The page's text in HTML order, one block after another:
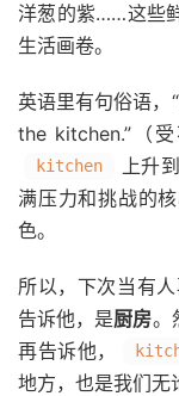
洋葱的紫……这些
生活画卷。
英语里有句俗语
the kitchen.”（
kitchen
上升
满压力和挑战的
色。
所以，下次当有
告诉他，是厨房。
再告诉他，
地方，也是我们无